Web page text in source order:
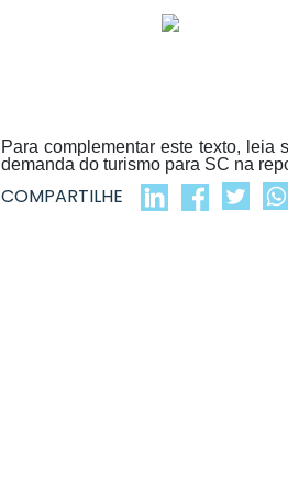
Para complementar este texto,
demanda do turismo para SC na
COMPARTILHE